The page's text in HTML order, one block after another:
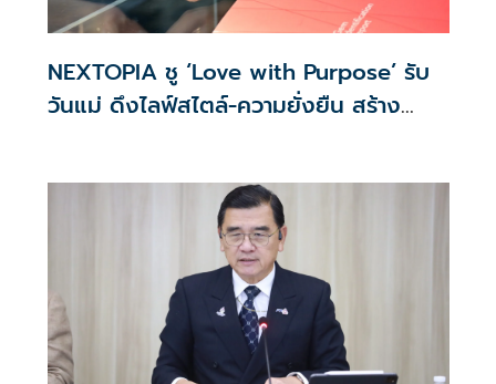
NEXTOPIA ชู ‘Love with Purpose’ รับ
วันแม่ ดึงไลฟ์สไตล์-ความยั่งยืน สร้าง